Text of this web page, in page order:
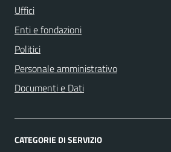
Uffici
Enti e fondazioni
Politici
Personale amministrativo
Documenti e Dati
CATEGORIE DI SERVIZIO